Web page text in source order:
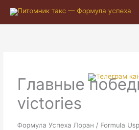
Главные
victories
Формула Успеха Лоран / Formula